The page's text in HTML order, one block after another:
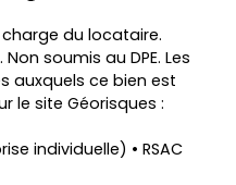
du locataire.
soumis au DPE. Les
auxquels ce bien est
le site Géorisques :
individuelle) • RSAC